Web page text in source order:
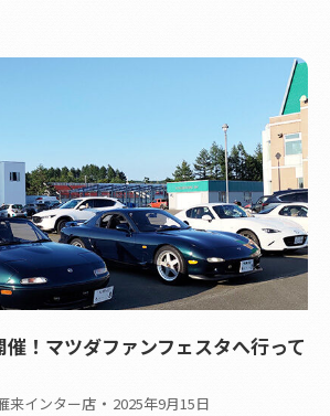
！マツダファンフェスタへ行って
来インター店 2025年9月15日